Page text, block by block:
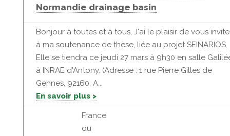
Normandie drainage basin
Bonjour à toutes et à tous, J'ai le plaisir de vous
à ma soutenance de thèse, liée au projet SEINARIOS.
Elle se tiendra ce jeudi 27 mars à 9h30 en salle
à INRAE d'Antony. (Adresse : 1 rue Pierre Gilles de
Gennes, 92160, A...
En savoir plus >
France
ou